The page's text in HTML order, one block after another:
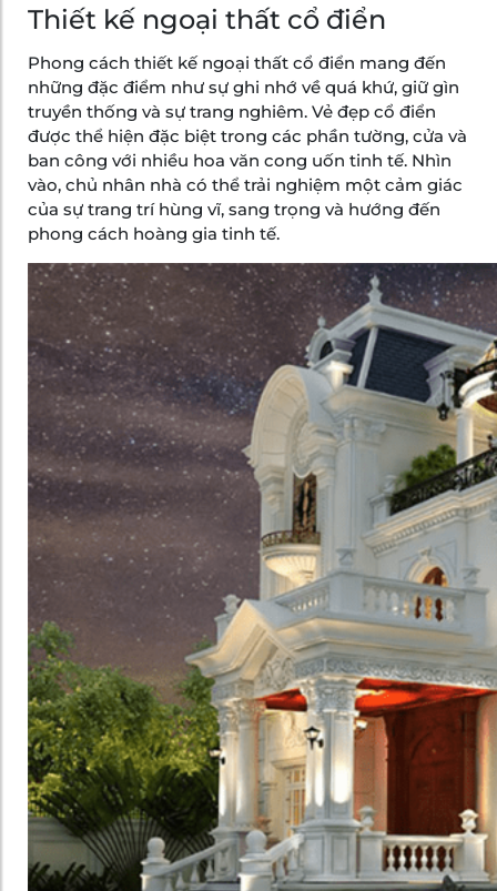
Thiết kế ngoại thất cổ điển
Phong cách thiết kế ngoại thất cổ điển mang đến
những đặc điểm như sự ghi nhớ về quá khứ, giữ gìn
truyền thống và sự trang nghiêm. Vẻ đẹp cổ điển
được thể hiện đặc biệt trong các phần tường, cửa và
ban công với nhiều hoa văn cong uốn tinh tế. Nhìn
vào, chủ nhân nhà có thể trải nghiệm một cảm giác
của sự trang trí hùng vĩ, sang trọng và hướng đến
phong cách hoàng gia tinh tế.